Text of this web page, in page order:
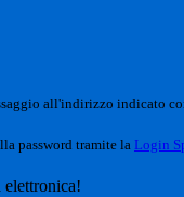
all'indirizzo indicato
password tramite la Login
elettronica!